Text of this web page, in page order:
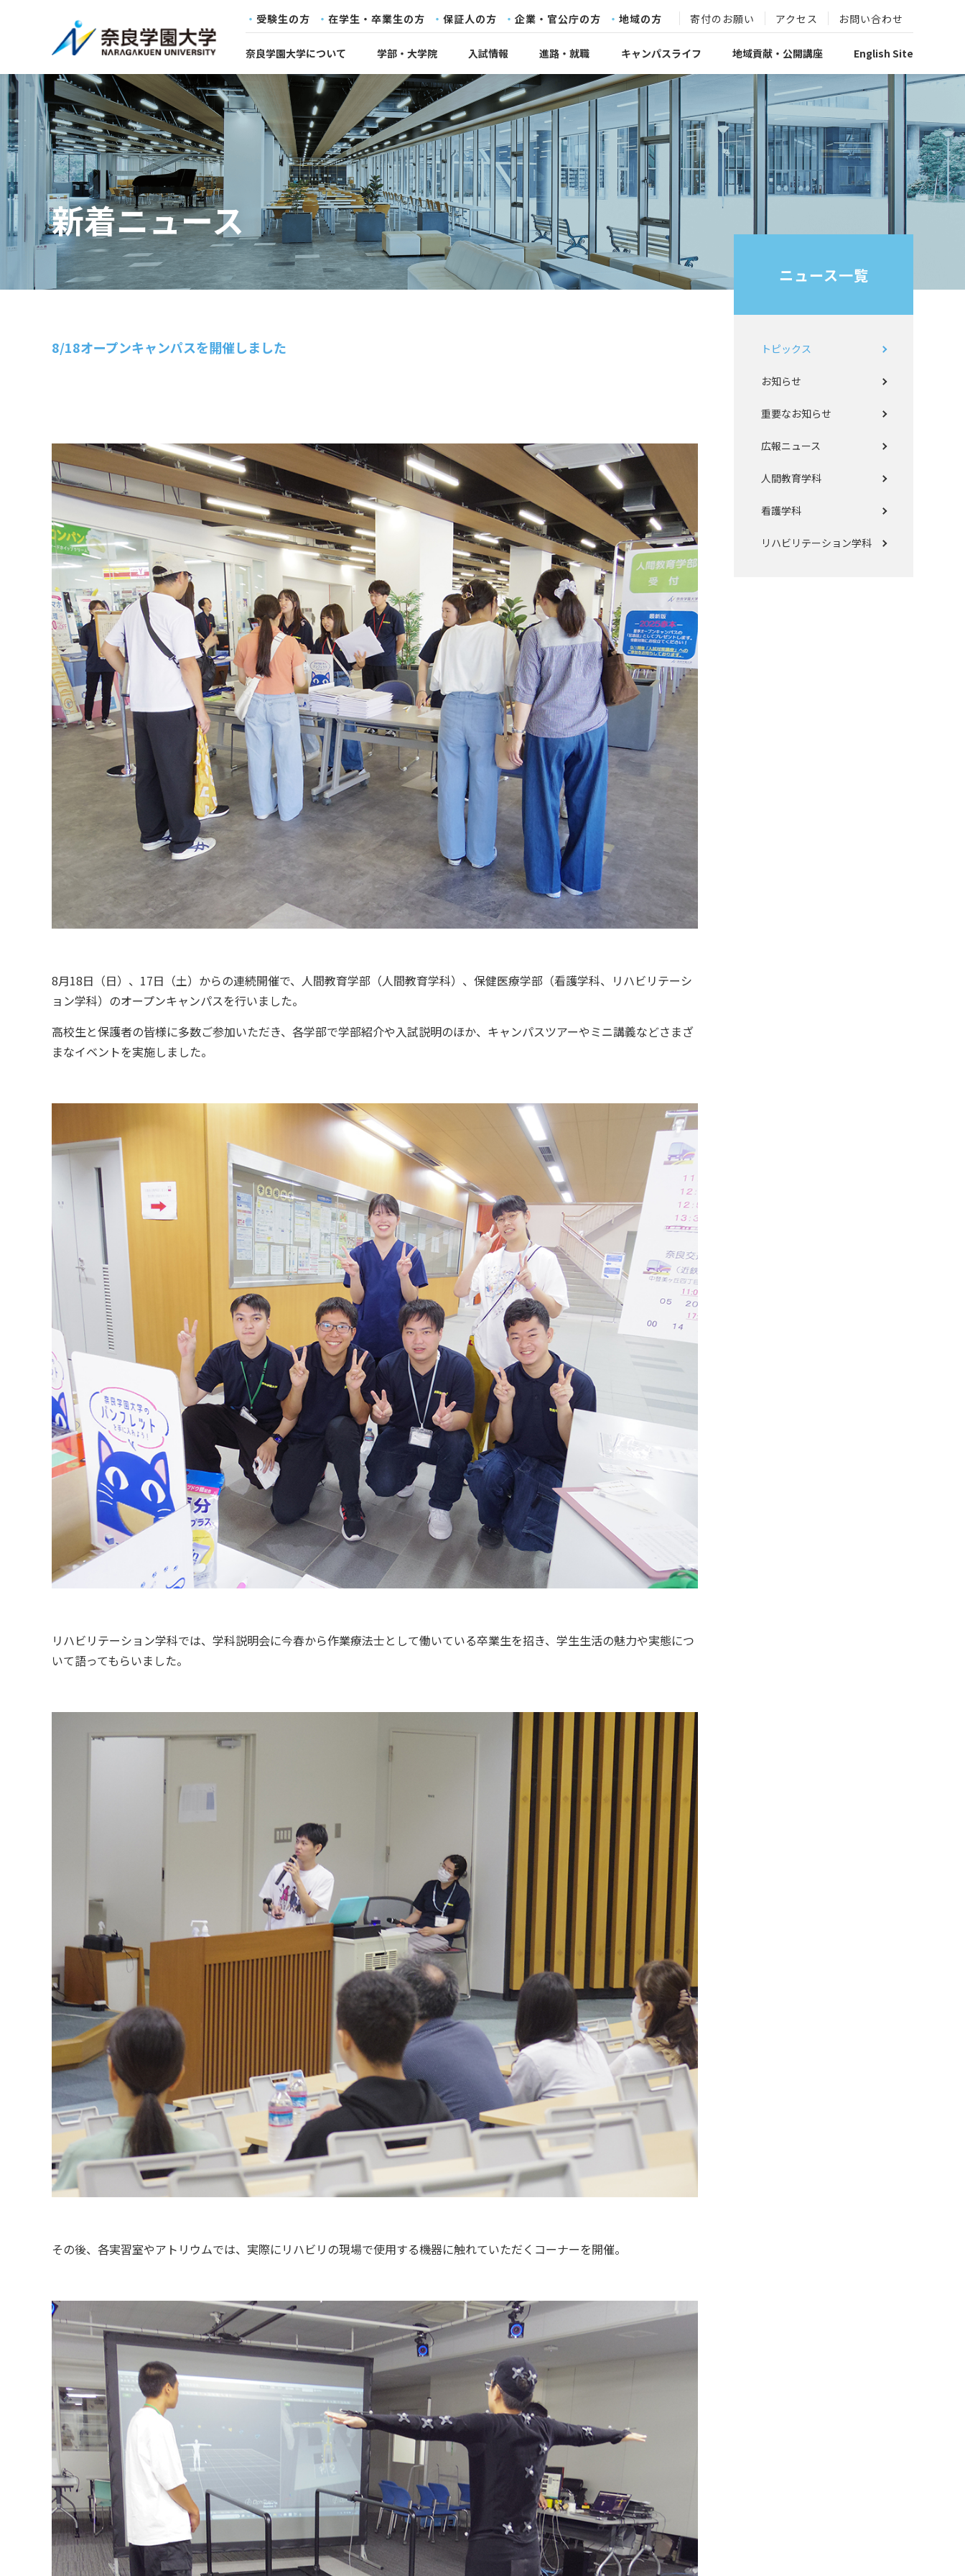
受験生の方 在学生・卒業生の方 保証人の方 企業・官公庁の方 地域の方 寄付のお願い アクセス お問い合わせ
奈良学園大学について 学部・大学院 入試情報 進路・就職 キャンパスライフ 地域貢献・公開講座 English Site
新着ニュース
8/18オープンキャンパスを開催しました
8月18日（日）、17日（土）からの連続開催で、人間教育学部（人間教育学科）、保健医療学部（看護学科、リハビリテーシ
ョン学科）のオープンキャンパスを行いました。
高校生と保護者の皆様に多数ご参加いただき、各学部で学部紹介や入試説明のほか、キャンパスツアーやミニ講義などさまざ
まなイベントを実施しました。
リハビリテーション学科では、学科説明会に今春から作業療法士として働いている卒業生を招き、学生生活の魅力や実態につ
いて語ってもらいました。
その後、各実習室やアトリウムでは、実際にリハビリの現場で使用する機器に触れていただくコーナーを開催。
ニュース一覧
トピックス
お知らせ
重要なお知らせ
広報ニュース
人間教育学科
看護学科
リハビリテーション学科